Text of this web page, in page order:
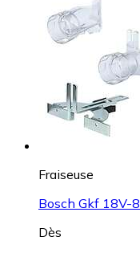
Fraiseuse
Bosch Gkf 18V-8
Dès